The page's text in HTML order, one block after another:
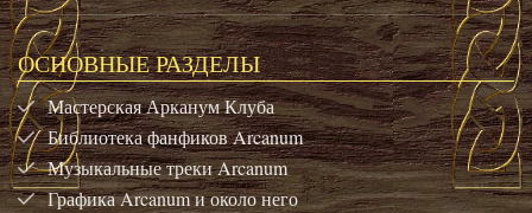
ОСНОВНЫЕ РАЗДЕЛЫ
Мастерская Арканум Клуба
Библиотека фанфиков Arcanum
Музыкальные треки Arcanum
Графика Arcanum и около него